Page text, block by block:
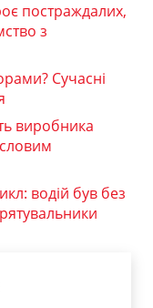
постраждалих,
з
Сучасні
виробника
водій був без